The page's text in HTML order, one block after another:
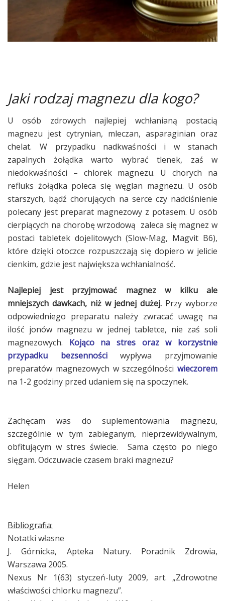
Jaki rodzaj magnezu dla kogo?
U osób zdrowych najlepiej wchłanianą postacią
magnezu jest cytrynian, mleczan, asparaginian oraz
chelat. W przypadku nadkwaśności i w stanach
zapalnych żołądka warto wybrać tlenek, zaś w
niedokwaśności – chlorek magnezu. U chorych na
refluks żołądka poleca się węglan magnezu. U osób
starszych, bądź chorujących na serce czy nadciśnienie
polecany jest preparat magnezowy z potasem. U osób
cierpiących na chorobę wrzodową zaleca się magnez w
postaci tabletek dojelitowych (Slow-Mag, Magvit B6),
które dzięki otoczce rozpuszczają się dopiero w jelicie
cienkim, gdzie jest największa wchłanialność.
Najlepiej jest przyjmować
magnez w kilku ale
mniejszych dawkach, niż w jednej dużej. Przy wyborze
odpowiedniego preparatu należy zwracać uwagę na
ilość jonów magnezu w jednej tabletce, nie zaś soli
magnezowych. Kojąco na stres oraz w korzystnie
przypadku
bezsennościwypływa przyjmowanie
preparatów magnezowych w szczególności wieczorem
na 1-2 godziny przed udaniem się na spoczynek.
Zachęcam was do suplementowania magnezu,
szczególnie w tym zabieganym, nieprzewidywalnym,
obfitującym w stres świecie. Sama często po niego
sięgam. Odczuwacie czasem braki magnezu?
Helen
Bibliografia:
Notatki własne
J. Górnicka, Apteka Natury. Poradnik Zdrowia,
Warszawa 2005.
Nexus Nr 1(63) styczeń-luty 2009, art. „Zdrowotne
właściwości chlorku magnezu”.